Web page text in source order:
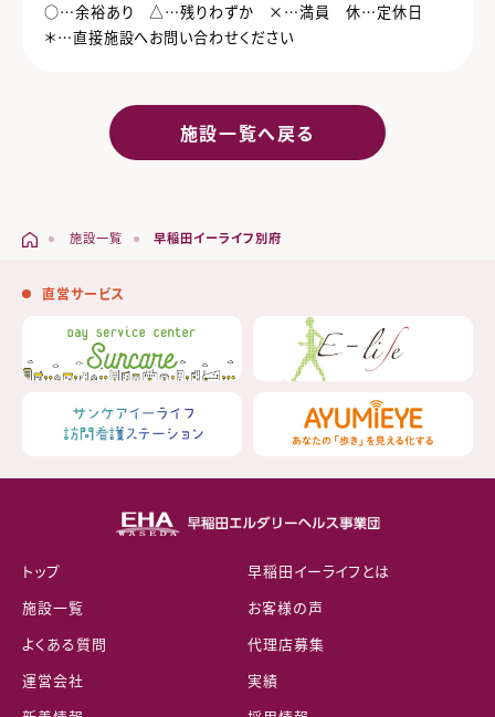
○…余裕あり △…残りわずか ×…満員 休…定休日
＊…直接施設へお問い合わせください
施設一覧へ戻る
施設一覧 早稲田イーライフ別府
直営サービス
トップ
早稲田イーライフとは
施設一覧
お客様の声
よくある質問
代理店募集
運営会社
実績